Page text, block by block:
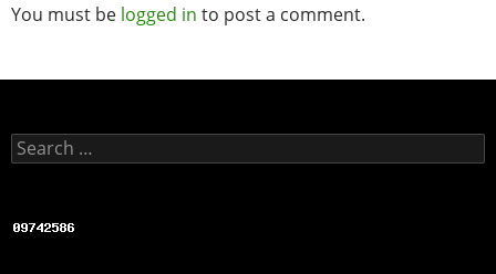
You must be logged in to post a comment.
Search for: